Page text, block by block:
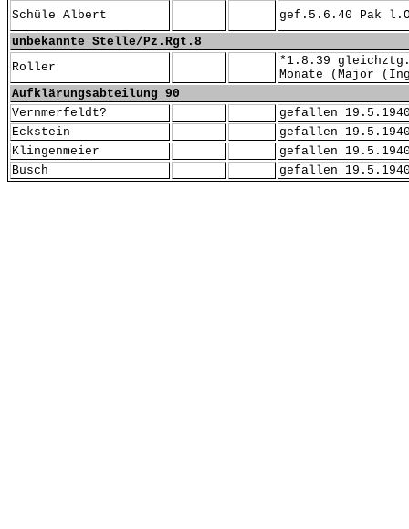
Schüle Albert
gef.5.6.40 Pak
unbekannte Stelle/Pz.Rgt.8
Roller
*1.8.39
Monate (Major
Aufklärungsabteilung 90
Vernmerfeldt?
gefallen
Eckstein
gefallen
Klingenmeier
gefallen
Busch
gefallen